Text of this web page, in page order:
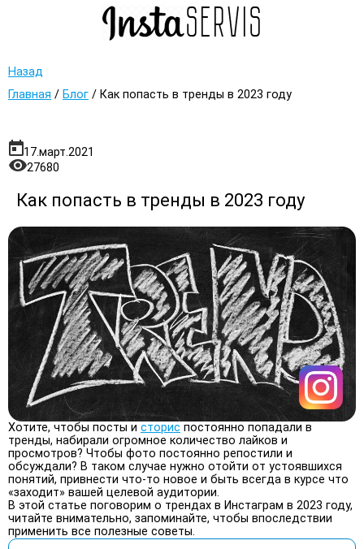
Назад
Главная / Блог / Как попасть в тренды в 2023 году
17.март.2021
27680
Как попасть в тренды в 2023 году
Хотите, чтобы посты и сторис постоянно попадали в
тренды, набирали огромное количество лайков и
просмотров? Чтобы фото постоянно репостили и
обсуждали? В таком случае нужно отойти от устоявшихся
понятий, привнести что-то новое и быть всегда в курсе что
«заходит» вашей целевой аудитории.
В этой статье поговорим о трендах в Инстаграм в 2023 году,
читайте внимательно, запоминайте, чтобы впоследствии
применить все полезные советы.